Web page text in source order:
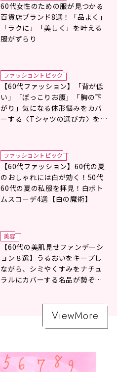
60代女性のための服が見つかる
百貨店ブランド8選！「品よく」
「ラクに」「美しく」を叶える
服がずらり
ファッショントピック
【60代ファッション】「背が低
い」「ぽっこりお腹」「胸の下
がり」気になる体形悩みをカバ
ーする〈Tシャツの選び方〉をス
ファッショントピック
【60代ファッション】60代の夏
のおしゃれには白が効く！50代
60代の夏の私服を拝見！白ボト
ムスコーデ4選【白の魔術】
美容
【60代の美肌見せファンデーシ
ョン８選】うるおいをキープし
ながら、シミやくすみをナチュ
ラルにカバーする名品が勢ぞろ
ViewMore